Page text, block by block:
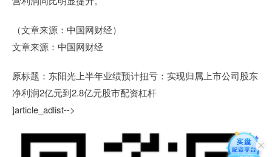
（文章来源：中国网财经）
文章来源：中国网财经
原标题：东阳光上半年业绩预计扭亏：实现归属上市公司股东
净利润2亿元到2.8亿元股市配资杠杆
]article_adlist-->